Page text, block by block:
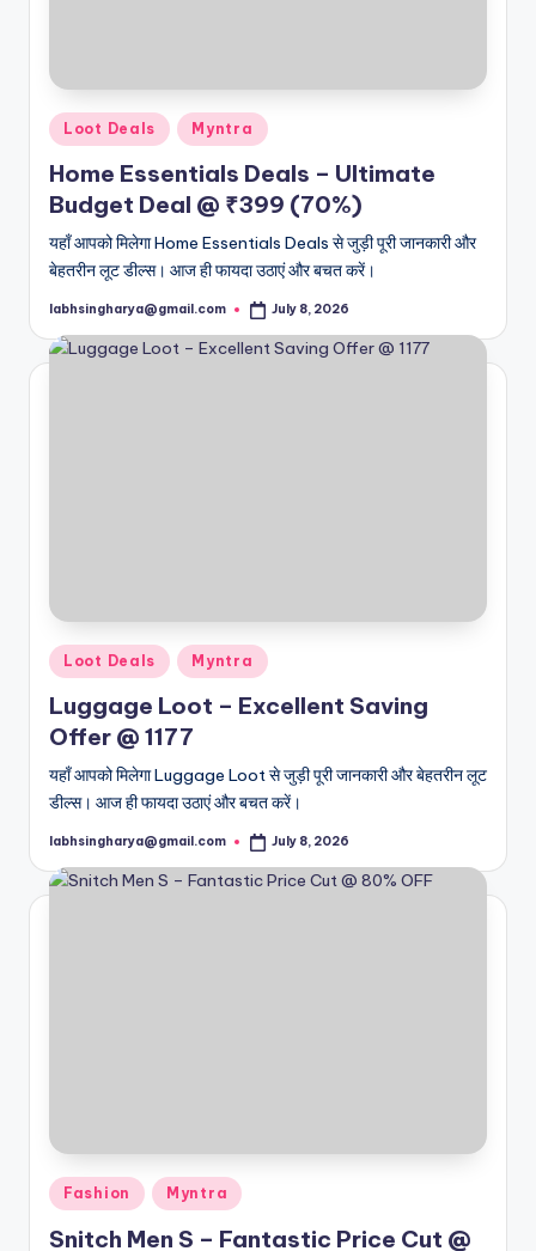
Posted
in
Loot Deals Myntra
Home Essentials Deals – Ultimate
Budget Deal @ ₹399 (70%)
यहाँ आपको मिलेगा Home Essentials Deals से जुड़ी पूरी जानकारी और
बेहतरीन लूट डील्स। आज ही फायदा उठाएं और बचत करें।
Posted
labhsingharya@gmail.com July 8, 2026
Posted
in
Loot Deals Myntra
Luggage Loot – Excellent Saving
Offer @ 1177
यहाँ आपको मिलेगा Luggage Loot से जुड़ी पूरी जानकारी और बेहतरीन लूट
डील्स। आज ही फायदा उठाएं और बचत करें।
Posted
labhsingharya@gmail.com July 8, 2026
Posted
in
Fashion Myntra
Snitch Men S – Fantastic Price Cut @